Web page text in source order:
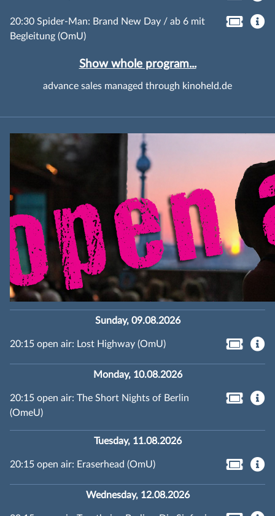
20:30 Spider-Man: Brand New Day / ab 6 mit
Begleitung (OmU)
Show whole program...
advance sales managed through kinoheld.de
Sunday, 09.08.2026
20:15 open air: Lost Highway (OmU)
Monday, 10.08.2026
20:15 open air: The Short Nights of Berlin
(OmeU)
Tuesday, 11.08.2026
20:15 open air: Eraserhead (OmU)
Wednesday, 12.08.2026